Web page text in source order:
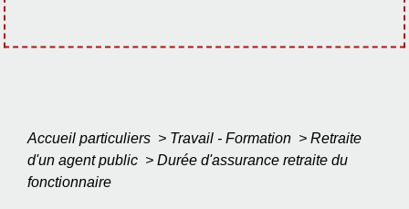
Accueil particuliers > Travail - Formation > Retraite
d'un agent public > Durée d'assurance retraite du
fonctionnaire